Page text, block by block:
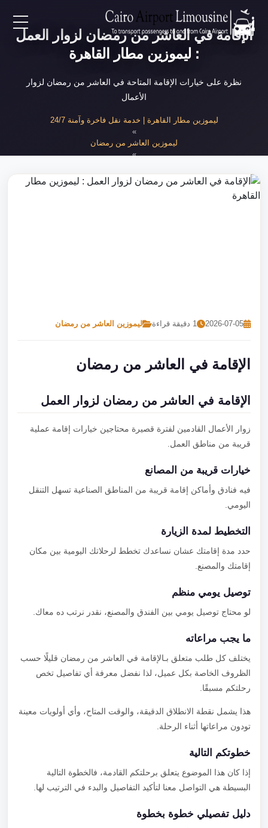
EN
خدمات المطار
نحن
الإقامة في العاشر من رمضان لزوار العمل
: ليموزين مطار القاهرة
نظرة على خيارات الإقامة المتاحة في العاشر من رمضان لزوار
الأعمال
ليموزين مطار القاهرة | خدمة نقل فاخرة وآمنة 24/7
ليموزين العاشر من رمضان
»
2026-07-05 1 دقيقة قراءة ليموزين العاشر من رمضان
الإقامة في العاشر من رمضان
الإقامة في العاشر من رمضان لزوار العمل
زوار الأعمال القادمين لفترة قصيرة محتاجين خيارات إقامة عملية
قريبة من مناطق العمل.
خيارات قريبة من المصانع
فيه فنادق وأماكن إقامة قريبة من المناطق الصناعية تسهل التنقل
اليومي.
التخطيط لمدة الزيارة
حدد مدة إقامتك عشان نساعدك تخطط لرحلاتك اليومية بين مكان
إقامتك والمصنع.
توصيل يومي منظم
لو محتاج توصيل يومي بين الفندق والمصنع، نقدر نرتب ده معاك.
ما يجب مراعاته
يختلف كل طلب متعلق بـالإقامة في العاشر من رمضان قليلًا حسب
الظروف الخاصة بكل عميل، لذا نفضل معرفة أي تفاصيل تخص
رحلتكم مسبقًا.
هذا يشمل نقطة الانطلاق الدقيقة، والوقت المتاح، وأي أولويات معينة
تودون مراعاتها أثناء الرحلة.
خطوتكم التالية
إذا كان هذا الموضوع يتعلق برحلتكم القادمة، فالخطوة التالية
البسيطة هي التواصل معنا لتأكيد التفاصيل والبدء في الترتيب لها.
دليل تفصيلي خطوة بخطوة